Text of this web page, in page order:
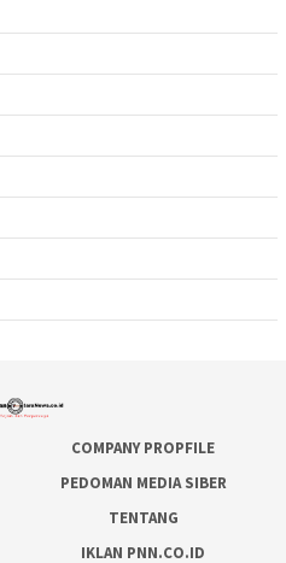
COMPANY PROPFILE
PEDOMAN MEDIA SIBER
TENTANG
IKLAN PNN.CO.ID